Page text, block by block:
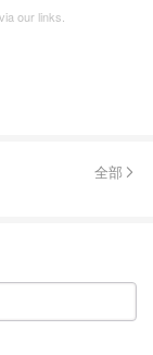
our links.
全部